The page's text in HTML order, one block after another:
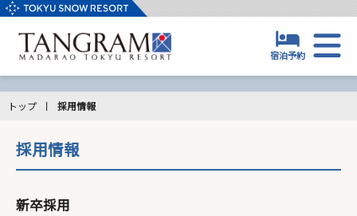
宿泊予約
ホテル（宿泊予約）
チケット/レンタル
アクティビティ
室数
大人※1部屋あたり
トップ 採用情報
採用情報
新卒採用